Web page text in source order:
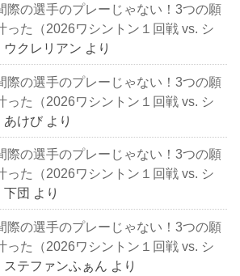
際の選手のプレーじゃない！3つの願
った（2026ワシントン１回戦 vs. シ
ウクレリアン より
際の選手のプレーじゃない！3つの願
った（2026ワシントン１回戦 vs. シ
あけび より
際の選手のプレーじゃない！3つの願
った（2026ワシントン１回戦 vs. シ
下団 より
際の選手のプレーじゃない！3つの願
った（2026ワシントン１回戦 vs. シ
ステファンふぁん より